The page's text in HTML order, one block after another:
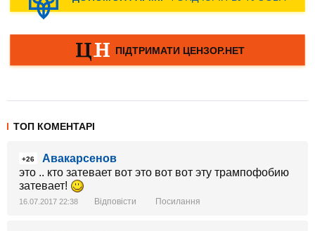
ТОП КОМЕНТАРІ
+26
Авакарсенов
это .. кто затевает вот это вот вот эту трампофобию
затевает!
16.07.2017 22:38 Відповісти Посилання